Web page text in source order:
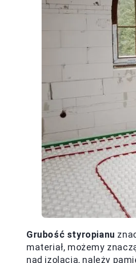
Grubość styropianu
materiał, możemy
nad izolacją, należy